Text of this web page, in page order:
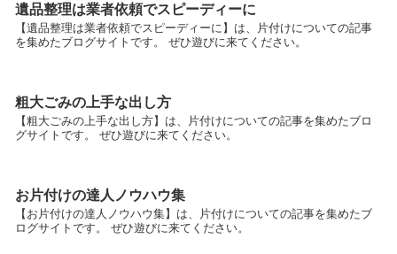
遺品整理は業者依頼でスピーディーに
【遺品整理は業者依頼でスピーディーに】は、片付けについての記事
を集めたブログサイトです。 ぜひ遊びに来てください。
粗大ごみの上手な出し方
【粗大ごみの上手な出し方】は、片付けについての記事を集めたブロ
グサイトです。 ぜひ遊びに来てください。
お片付けの達人ノウハウ集
【お片付けの達人ノウハウ集】は、片付けについての記事を集めたブ
ログサイトです。 ぜひ遊びに来てください。